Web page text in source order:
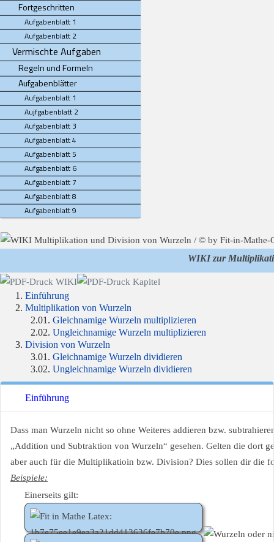
Fortgeschritten
Aufgabenblatt 1
Aufgabenblatt 2
Vermischte Aufgaben
Regeln und Formeln
Aufgabenblätter
Aufgabenblatt 1
Aujfgabenblatt 2
Aufgabenblatt 3
Aufgabenblatt 4
Aufgabenblatt 5
Aufgabenblatt 6
Aufgabenblatt 7
Aufgabenblatt 8
Aufgabenblatt 9
WIKI zur
Einführung
Multiplikation von Wurzeln
Gleichnamige Wurzeln multiplizieren
Ungleichnamige Wurzeln multiplizieren
Division von Wurzeln
Gleichnamige Wurzeln dividieren
Ungleichnamige Wurzeln dividieren
Einführung
Dass man Wurzeln nicht so ohne Weiteres addieren bzw.
„Addition und Subtraktion von Wurzeln“ gesehen. Gelten die dort
aber auch für die Multiplikatioin bzw. Division? Dies sollen dir die
Beispiele:
Einerseits gilt: